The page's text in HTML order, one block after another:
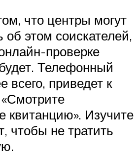
что центры могут
об этом соискателей,
проверке
Телефонный
всего, приведет к
квитанцию». Изучите
чтобы не тратить